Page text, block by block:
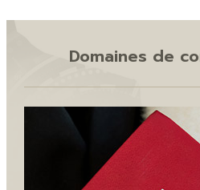
Domaines de